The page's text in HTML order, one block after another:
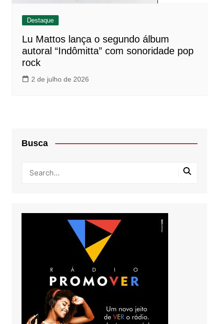
Destaque
Lu Mattos lança o segundo álbum
autoral “Indômitta” com sonoridade pop
rock
2 de julho de 2026
Busca